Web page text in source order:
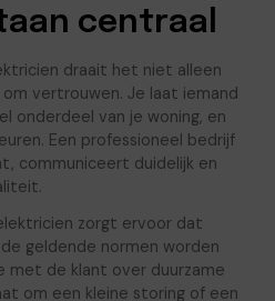
centraal
draait het niet alleen
vertrouwen. Je laat iemand
onderdeel van je woning, en
Een professioneel bedrijf
communiceert duidelijk en
zorgt ervoor dat
geldende normen worden
met de klant over duurzame
om een kleine storing of een